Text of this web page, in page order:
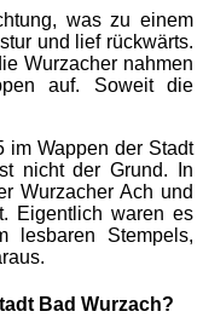
was zu einem
und lief rückwärts.
Wurzacher nahmen
auf. Soweit die
im Wappen der Stadt
nicht der Grund. In
Wurzacher Ach und
Eigentlich waren es
lesbaren Stempels,
Bad Wurzach?